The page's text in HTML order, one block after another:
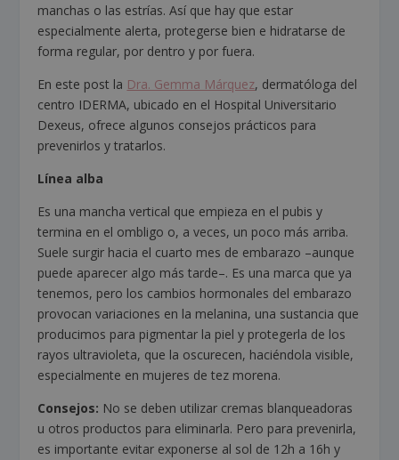
manchas o las estrías. Así que hay que estar
especialmente alerta, protegerse bien e hidratarse de
forma regular, por dentro y por fuera.
En este post la Dra. Gemma Márquez, dermatóloga del
centro IDERMA, ubicado en el Hospital Universitario
Dexeus, ofrece algunos consejos prácticos para
prevenirlos y tratarlos.
Línea alba
Es una mancha vertical que empieza en el pubis y
termina en el ombligo o, a veces, un poco más arriba.
Suele surgir hacia el cuarto mes de embarazo –aunque
puede aparecer algo más tarde–. Es una marca que ya
tenemos, pero los cambios hormonales del embarazo
provocan variaciones en la melanina, una sustancia que
producimos para pigmentar la piel y protegerla de los
rayos ultravioleta, que la oscurecen, haciéndola visible,
especialmente en mujeres de tez morena.
Consejos: No se deben utilizar cremas blanqueadoras
u otros productos para eliminarla. Pero para prevenirla,
es importante evitar exponerse al sol de 12h a 16h y